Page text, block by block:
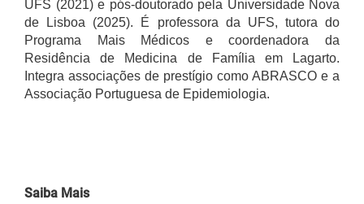
UFS (2021) e pós-doutorado pela Universidade Nova
de Lisboa (2025). É professora da UFS, tutora do
Programa Mais Médicos e coordenadora da
Residência de Medicina de Família em Lagarto.
Integra associações de prestígio como ABRASCO e a
Associação Portuguesa de Epidemiologia.
Saiba Mais